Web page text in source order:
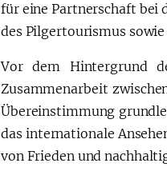
für eine Partnerschaft bei
des Pilgertourismus
Vor dem Hintergrund
Zusammenarbeit
Übereinstimmung
das internationale
von Frieden und